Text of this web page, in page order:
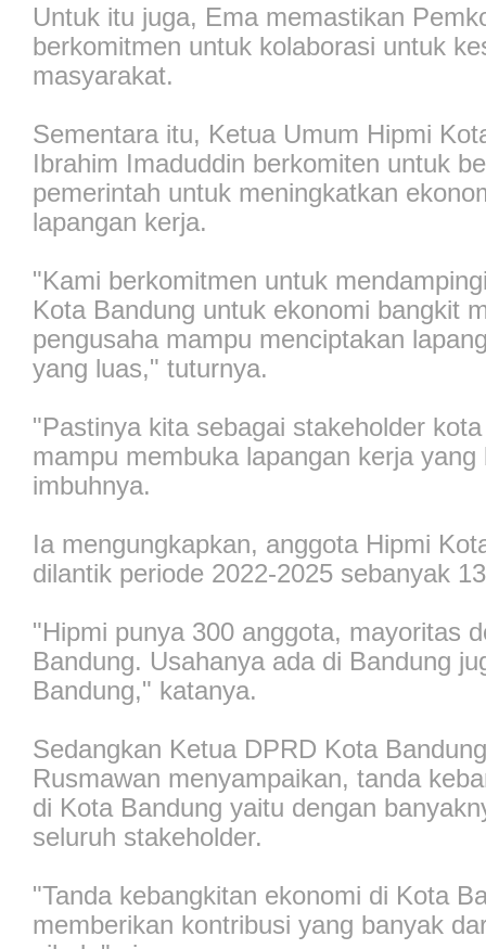
Untuk itu juga, Ema memastikan
berkomitmen untuk kolaborasi untuk
masyarakat.
Sementara itu, Ketua Umum Hipmi
Ibrahim Imaduddin berkomiten untuk
pemerintah untuk meningkatkan
lapangan kerja.
"Kami berkomitmen untuk
Kota Bandung untuk ekonomi bangkit
pengusaha mampu menciptakan
yang luas," tuturnya.
"Pastinya kita sebagai stakeholder
mampu membuka lapangan kerja yang
imbuhnya.
Ia mengungkapkan, anggota Hipmi
dilantik periode 2022-2025 sebanyak
"Hipmi punya 300 anggota, mayoritas
Bandung. Usahanya ada di Bandung
Bandung," katanya.
Sedangkan Ketua DPRD Kota
Rusmawan menyampaikan, tanda
di Kota Bandung yaitu dengan
seluruh stakeholder.
"Tanda kebangkitan ekonomi di Kota
memberikan kontribusi yang banyak